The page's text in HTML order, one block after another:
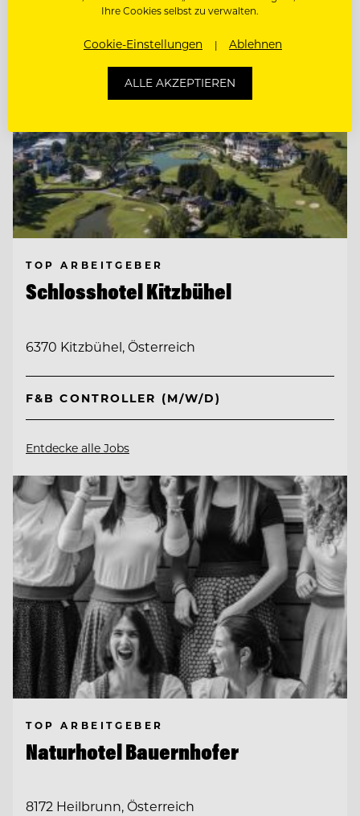
TOP ARBEITGEBER
Schlosshotel Kitzbühel
6370 Kitzbühel, Österreich
F&B CONTROLLER (M/W/D)
Entdecke alle Jobs
TOP ARBEITGEBER
Naturhotel Bauernhofer
8172 Heilbrunn, Österreich
Ihre Cookies selbst zu verwalten.
Cookie-Einstellungen Ablehnen
ALLE AKZEPTIEREN